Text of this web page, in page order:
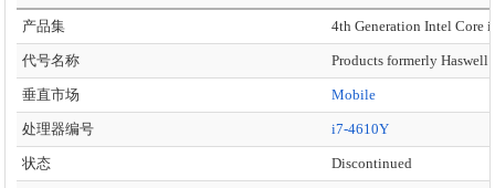
产品集 4th Generation Intel Core
代号名称 Products formerly Haswell
垂直市场 Mobile
处理器编号 i7-4610Y
状态 Discontinued